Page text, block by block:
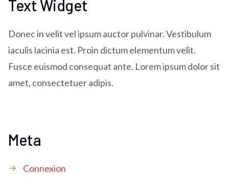
Text Widget
Donec in velit vel ipsum auctor pulvinar. Vestibulum
iaculis lacinia est. Proin dictum elementum velit.
Fusce euismod consequat ante. Lorem ipsum dolor sit
amet, consectetuer adipis.
Meta
Connexion